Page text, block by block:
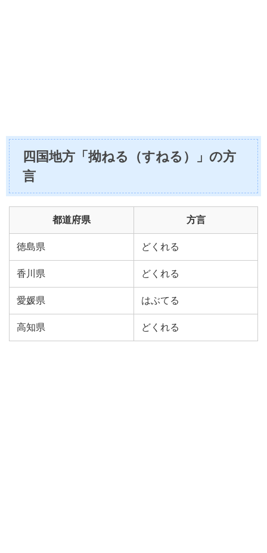
四国地方「拗ねる（すねる）」の方
言
都道府県 方言
徳島県 どくれる
香川県 どくれる
愛媛県 はぶてる
高知県 どくれる